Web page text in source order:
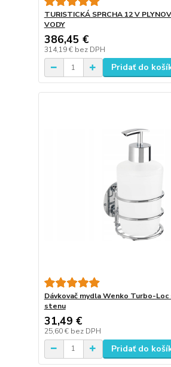
TURISTICKÁ SPRCHA 12 V
VODY
386,45 €
314,19 € bez DPH
Pridať do
Dávkovač mydla Wenko Turbo-Loc
stenu
31,49 €
25,60 € bez DPH
Pridať do